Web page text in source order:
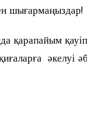
шығармаңыздар!
әкелуі